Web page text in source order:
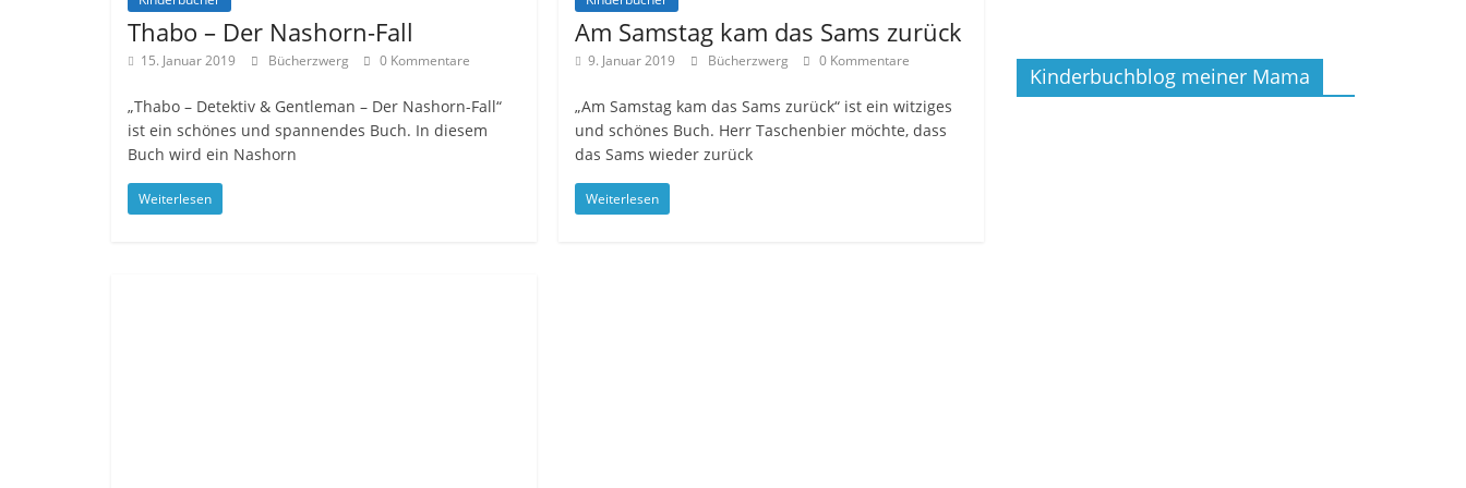
Thabo – Der Nashorn-Fall
15. Januar 2019 Bücherzwerg 0 Kommentare
„Thabo – Detektiv & Gentleman – Der Nashorn-Fall“
ist ein schönes und spannendes Buch. In diesem
Buch wird ein Nashorn
Weiterlesen
Am Samstag kam das Sams zurück
9. Januar 2019 Bücherzwerg 0 Kommentare
„Am Samstag kam das Sams zurück“ ist ein witziges
und schönes Buch. Herr Taschenbier möchte, dass
das Sams wieder zurück
Weiterlesen
Kinderbuchblog meiner Mama